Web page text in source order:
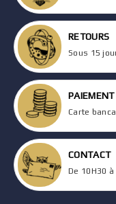
RETOURS
Sous 15
PAIEMENT
Carte
CONTACT
De 10H30 à